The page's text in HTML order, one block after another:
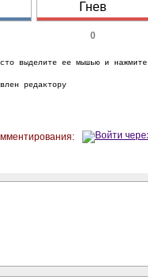
Гнев
0
выделите ее мышью и
редактору